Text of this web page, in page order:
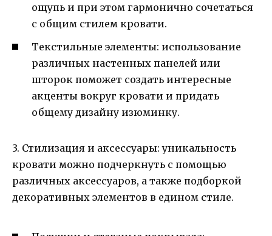
ощупь и при этом гармонично сочетаться
с общим стилем кровати.
Текстильные элементы: использование
различных настенных панелей или
шторок поможет создать интересные
акценты вокруг кровати и придать
общему дизайну изюминку.
3. Стилизация и аксессуары: уникальность
кровати можно подчеркнуть с помощью
различных аксессуаров, а также подборкой
декоративных элементов в едином стиле.